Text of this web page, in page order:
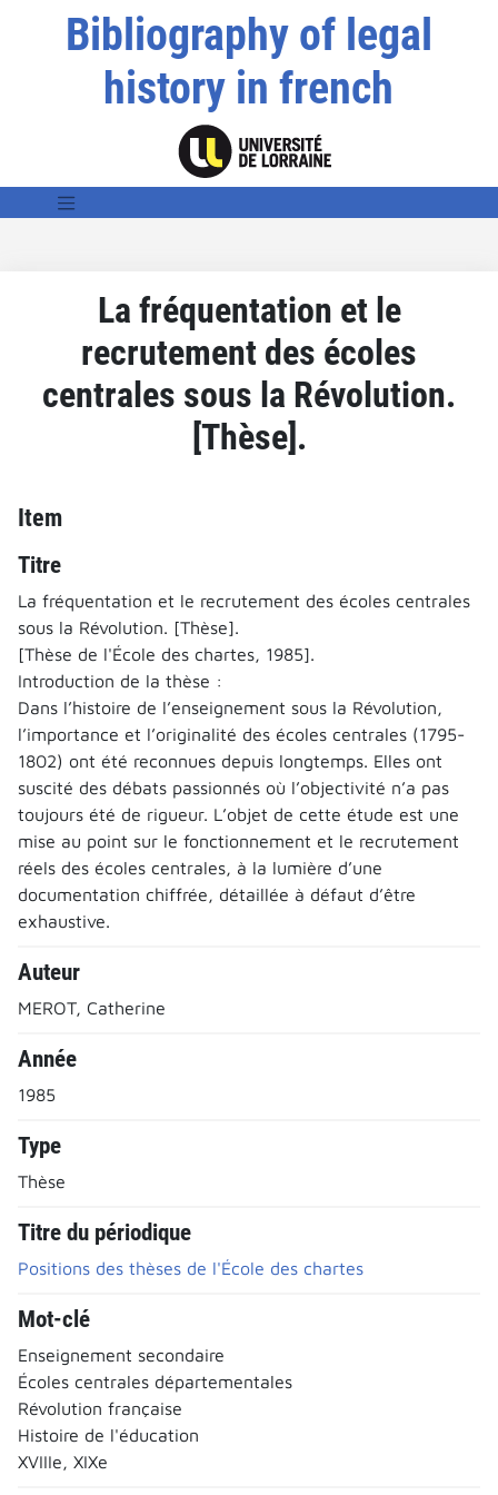
Bibliography of legal
history in french
La fréquentation et le
recrutement des écoles
centrales sous la Révolution.
[Thèse].
Item
Titre
La fréquentation et le recrutement des écoles centrales
sous la Révolution. [Thèse].
[Thèse de l'École des chartes, 1985].
Introduction de la thèse :
Dans l’histoire de l’enseignement sous la Révolution,
l’importance et l’originalité des écoles centrales (1795-
1802) ont été reconnues depuis longtemps. Elles ont
suscité des débats passionnés où l’objectivité n’a pas
toujours été de rigueur. L’objet de cette étude est une
mise au point sur le fonctionnement et le recrutement
réels des écoles centrales, à la lumière d’une
documentation chiffrée, détaillée à défaut d’être
exhaustive.
Auteur
MEROT, Catherine
Année
1985
Type
Thèse
Titre du périodique
Positions des thèses de l'École des chartes
Mot-clé
Enseignement secondaire
Écoles centrales départementales
Révolution française
Histoire de l'éducation
XVIIIe, XIXe